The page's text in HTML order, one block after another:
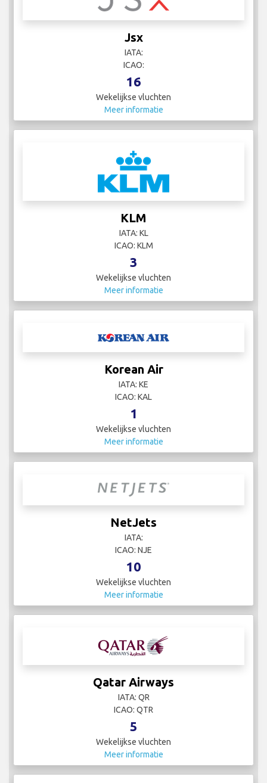
Jsx
IATA:
ICAO:
16
Wekelijkse vluchten
Meer informatie
KLM
IATA: KL
ICAO: KLM
3
Wekelijkse vluchten
Meer informatie
Korean Air
IATA: KE
ICAO: KAL
1
Wekelijkse vluchten
Meer informatie
NetJets
IATA:
ICAO: NJE
10
Wekelijkse vluchten
Meer informatie
Qatar Airways
IATA: QR
ICAO: QTR
5
Wekelijkse vluchten
Meer informatie